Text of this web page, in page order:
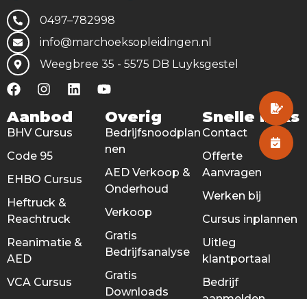
0497–782998
info@marchoeksopleidingen.nl
Weegbree 35 - 5575 DB Luyksgestel
Aanbod
BHV Cursus
Code 95
EHBO Cursus
Heftruck &
Reachtruck
Reanimatie &
AED
VCA Cursus
Overig
Bedrijfsnoodplan
nen
AED Verkoop &
Onderhoud
Verkoop
Gratis
Bedrijfsanalyse
Gratis
Downloads
Snelle links
Contact
Offerte
Aanvragen
Werken bij
Cursus inplannen
Uitleg
klantportaal
Bedrijf